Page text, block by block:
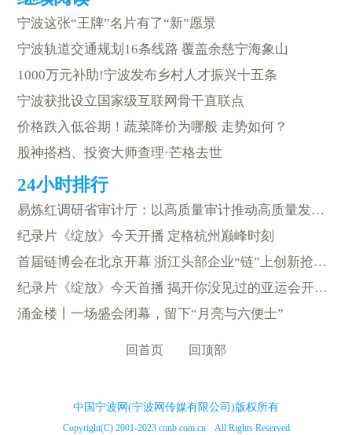
宁波这张“王牌”名片有了“新”愿景
宁波轨道交通规划16条线路 覆盖余慈宁海象山
1000万元补助!宁波发布乡村人才振兴十五条
宁波获批设立国家级互联网骨干直联点
价格跌入低谷期！蔬菜降价为哪般 走势如何？
股神搭档、投资大师查理·芒格去世
易炼红调研省审计厅：以高质量审计推动高质量发展 在勇当先行者谱写新篇章中贡献力量展现担当
纪录片《绽放》今天开播 定格杭州巅峰时刻
首届链博会在北京开幕 浙江头部企业“链”上创新抢机遇
纪录片《绽放》今天首播 揭开你没见过的亚运会开闭幕式台前幕后故事
涌金楼丨一场盛会闭幕，留下“月亮与六便士”
回首页 回顶部
中国宁波网(宁波网传媒有限公司)版权所有
Copyright(C) 2001-2023 cnnb.com.cn All Rights Reserved